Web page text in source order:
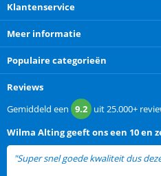
Klantenservice
Meer informatie
Populaire categorieën
Reviews
Gemiddeld een 9.2 uit25.000+
Wilma Altinggeeft ons een 10 en
"Super snel goede kwaliteit dus